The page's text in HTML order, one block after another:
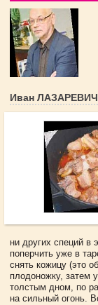
Иван
ни других специй в
поперчить уже в
снять кожицу (это
плодоножку, затем
толстым дном, по
на сильный огонь.